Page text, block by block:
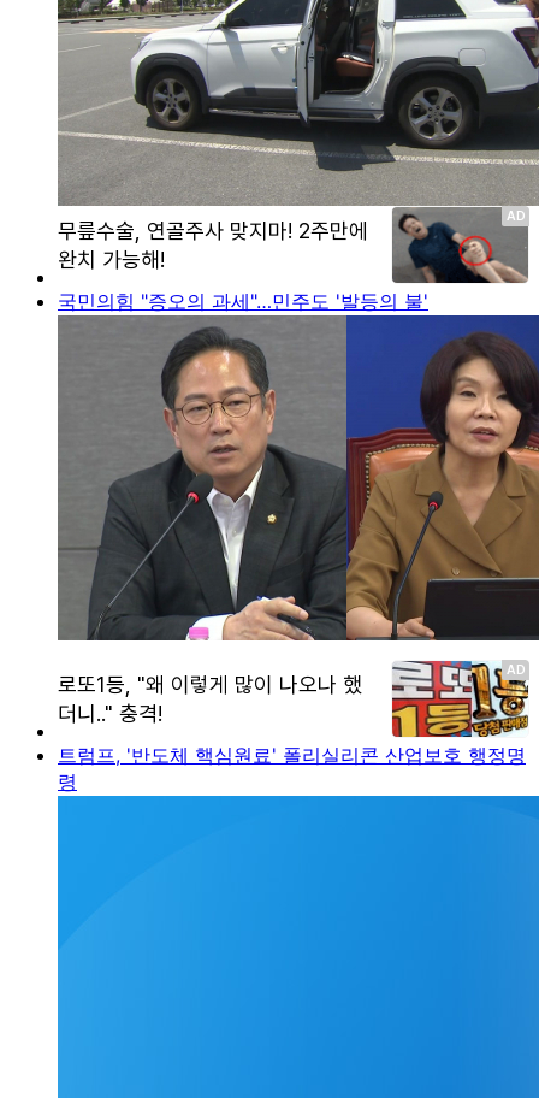
국민의힘 "증오의 과세"…민주도 '발등의 불'
트럼프, '반도체 핵심원료' 폴리실리콘 산업보호 행정명
령